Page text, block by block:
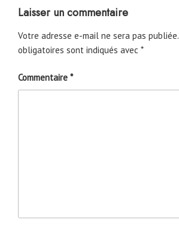
Laisser un commentaire
Votre adresse e-mail ne sera pas publiée.
obligatoires sont indiqués avec *
Commentaire *